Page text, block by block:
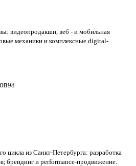
видеопродакшн, веб - и мобильная
механики и комплексные digital-
98
цикла из Санкт‑Петербурга: разработка
брендинг и performance‑продвижение.